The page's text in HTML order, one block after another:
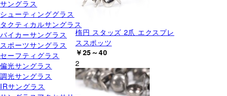
サングラス
シューティンググラス
タクティカルサングラス
バイカーサングラス
スポーツサングラス
セーフティグラス
偏光サングラス
調光サングラス
IRサングラス
楕円 スタッズ 2爪 エクスプレ
ススポッツ
￥25～40
2